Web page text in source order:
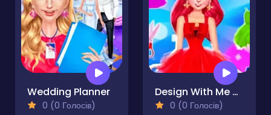
Wedding Planner
0 (0 Голосів)
Design With Me SuperHero Tutu Outfits
0 (0 Голосів)